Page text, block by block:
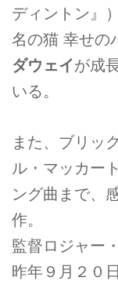
ディントン』
名の猫 幸せの
ダウェイが成
いる。
また、ブリッ
ル・マッカー
ング曲まで、
作。
監督ロジャー
昨年９月２０